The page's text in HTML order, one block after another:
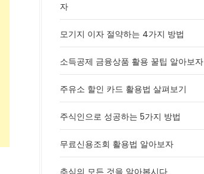
자
모기지 이자 절약하는 4가지 방법
소득공제 금융상품 활용 꿀팁 알아보자
주유소 할인 카드 활용법 살펴보기
주식인으로 성공하는 5가지 방법
무료신용조회 활용법 알아보자
추심의 모든 것을 알아봅시다